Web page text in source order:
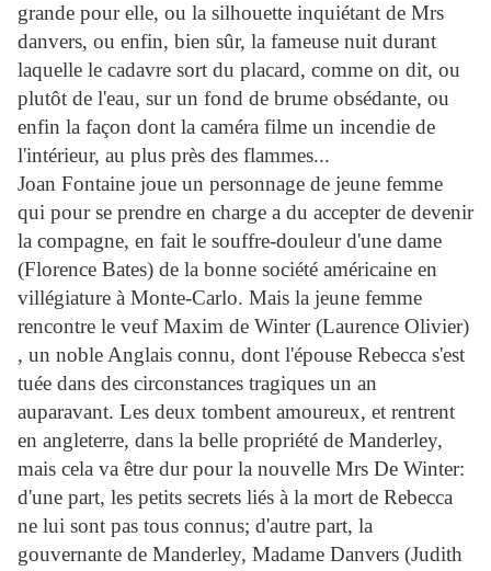
grande pour elle, ou la silhouette inquiétant de Mrs
danvers, ou enfin, bien sûr, la fameuse nuit durant
laquelle le cadavre sort du placard, comme on dit, ou
plutôt de l'eau, sur un fond de brume obsédante, ou
enfin la façon dont la caméra filme un incendie de
l'intérieur, au plus près des flammes...
Joan Fontaine joue un personnage de jeune femme
qui pour se prendre en charge a du accepter de devenir
la compagne, en fait le souffre-douleur d'une dame
(Florence Bates) de la bonne société américaine en
villégiature à Monte-Carlo. Mais la jeune femme
rencontre le veuf Maxim de Winter (Laurence Olivier)
, un noble Anglais connu, dont l'épouse Rebecca s'est
tuée dans des circonstances tragiques un an
auparavant. Les deux tombent amoureux, et rentrent
en angleterre, dans la belle propriété de Manderley,
mais cela va être dur pour la nouvelle Mrs De Winter:
d'une part, les petits secrets liés à la mort de Rebecca
ne lui sont pas tous connus; d'autre part, la
gouvernante de Manderley, Madame Danvers (Judith